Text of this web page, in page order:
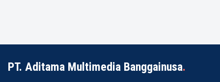
PT. Aditama Multimedia Banggainusa.